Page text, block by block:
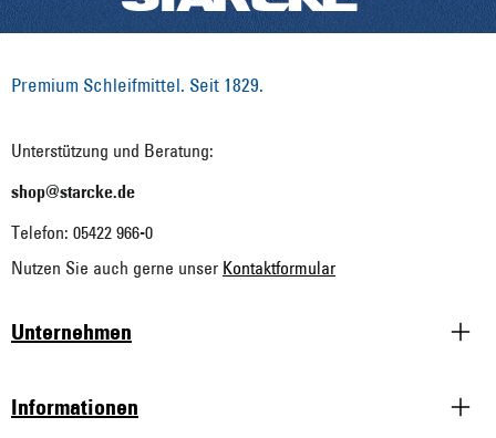
Premium Schleifmittel. Seit 1829.
Unterstützung und Beratung:
shop@starcke.de
Telefon: 05422 966-0
Nutzen Sie auch gerne unser Kontaktformular
Unternehmen
Informationen